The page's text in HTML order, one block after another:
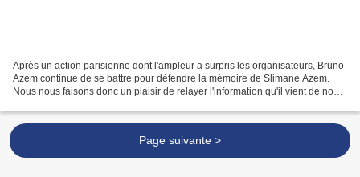
Après un action parisienne dont l'ampleur a surpris les organisateurs, Bruno
Azem continue de se battre pour défendre la mémoire de Slimane Azem.
Nous nous faisons donc un plaisir de relayer l'information qu'il vient de nous
Page suivante >